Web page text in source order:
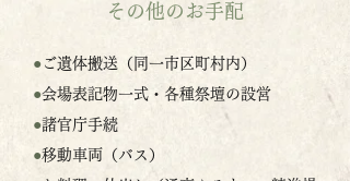
その他のお手配
● ご遺体搬送（同一市区町村内）
●会場表記物一式・各種祭壇の設営
●諸官庁手続
●移動車両（バス）